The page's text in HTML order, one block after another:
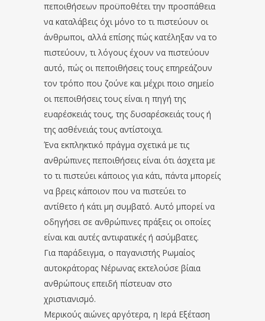
πεποιθήσεων προϋποθέτει την προσπάθεια
να καταλάβεις όχι μόνο το τι πιστεύουν οι
άνθρωποι, αλλά επίσης πώς κατέληξαν να το
πιστεύουν, τι λόγους έχουν να πιστεύουν
αυτό, πώς οι πεποιθήσεις τους επηρεάζουν
τον τρόπο που ζούνε και μέχρι ποιο σημείο
οι πεποιθήσεις τους είναι η πηγή της
ευαρέσκειάς τους, της δυσαρέσκειάς τους ή
της ασθένειάς τους αντίστοιχα.
Ένα εκπληκτικό πράγμα σχετικά με τις
ανθρώπινες πεποιθήσεις είναι ότι άσχετα με
το τι πιστεύει κάποιος για κάτι, πάντα μπορείς
να βρεις κάποιον που να πιστεύει το
αντίθετο ή κάτι μη συμβατό. Αυτό μπορεί να
οδηγήσει σε ανθρώπινες πράξεις οι οποίες
είναι και αυτές αντιφατικές ή ασύμβατες.
Για παράδειγμα, ο παγανιστής Ρωμαίος
αυτοκράτορας Νέρωνας εκτελούσε βίαια
ανθρώπους επειδή πίστευαν στο
χριστιανισμό.
Μερικούς αιώνες αργότερα, η Ιερά Εξέταση